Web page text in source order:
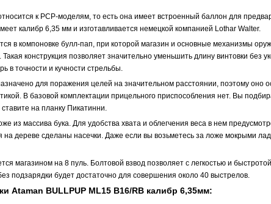
к PCP-моделям, то есть она имеет встроенный баллон для
калибр 6,35 мм и изготавливается немецкой компанией Lothar Walter.
в компоновке булл-пап, при которой магазин и основные механизмы
Такая конструкция позволяет значительно уменьшить длину винтовки без
в точности и кучности стрельбы.
для поражения целей на значительном расстоянии, поэтому оно
В базовой комплектации прицельного приспособления нет. Вы
на планку Пикатинни.
из массива бука. Для удобства хвата и облегчения веса в нем
на дереве сделаны насечки. Даже если вы возьметесь за ложе мокрыми
магазином на 8 пуль. Болтовой взвод позволяет с легкостью и
подзарядки будет достаточно для совершения около 40 выстрелов.
Ataman BULLPUP ML15 B16/RB калибр 6,35мм: